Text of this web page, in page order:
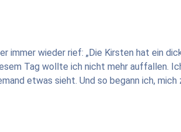
immer wieder rief: „Die Kirsten hat ein
Tag wollte ich nicht mehr auffallen.
etwas sieht. Und so begann ich, mich